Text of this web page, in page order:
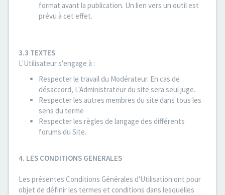
format avant la publication. Un lien vers un outil est
prévu à cet effet.
3.3 TEXTES
L'Utilisateur s'engage à :
Respecter le travail du Modérateur. En cas de
désaccord, L'Administrateur du site sera seul juge.
Respecter les autres membres du site dans tous les
sens du terme
Respecter les règles de langage des différents
forums du Site.
4. LES CONDITIONS GENERALES
Les présentes Conditions Générales d'Utilisation ont pour
objet de définir les termes et conditions dans lesquelles